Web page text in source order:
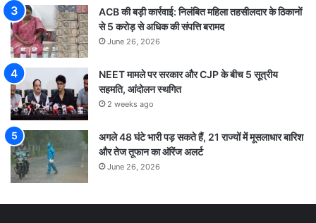
ACB की बड़ी कार्रवाई: निलंबित महिला तहसीलदार के ठिकानों
से 5 करोड़ से अधिक की संपत्ति बरामद
June 26, 2026
NEET मामले पर सरकार और CJP के बीच 5 सूत्रीय
सहमति, आंदोलन स्थगित
2 weeks ago
अगले 48 घंटे भारी पड़ सकते हैं, 21 राज्यों में मूसलाधार बारिश
और तेज तूफान का ऑरेंज अलर्ट
June 26, 2026